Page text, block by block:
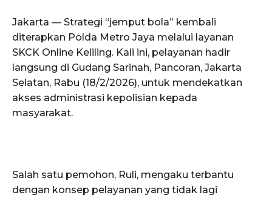
Jakarta — Strategi “jemput bola” kembali
diterapkan Polda Metro Jaya melalui layanan
SKCK Online Keliling. Kali ini, pelayanan hadir
langsung di Gudang Sarinah, Pancoran, Jakarta
Selatan, Rabu (18/2/2026), untuk mendekatkan
akses administrasi kepolisian kepada
masyarakat.
Salah satu pemohon, Ruli, mengaku terbantu
dengan konsep pelayanan yang tidak lagi